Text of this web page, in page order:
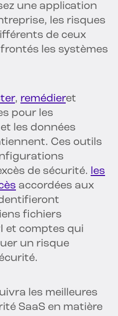
une application
les risques
de ceux
les systèmes
, remédieret
pour les
les données
Ces outils
de sécurité. les
accordées aux
fichiers
et comptes qui
un risque
les meilleures
SaaS en matière